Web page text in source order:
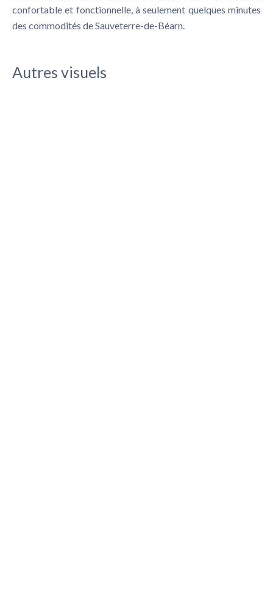
confortable et fonctionnelle, à seulement quelques minutes
des commodités de Sauveterre-de-Béarn.
Autres visuels